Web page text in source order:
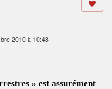
2010 à 10:48
» est assurément